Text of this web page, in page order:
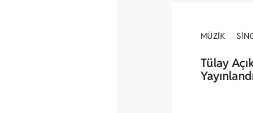
MÜZIK
Tülay